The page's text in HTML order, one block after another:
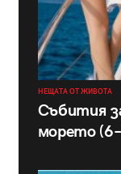
НЕЩАТА ОТ ЖИВОТА
Събития
морето